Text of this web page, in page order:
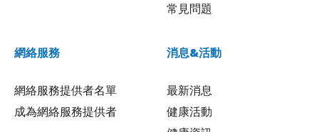
常見問題
網絡服務
網絡服務提供者名單
成為網絡服務提供者
消息&活動
最新消息
健康活動